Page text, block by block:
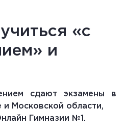
«с
и
сдают экзамены в
и Московской области,
Гимназии №1.